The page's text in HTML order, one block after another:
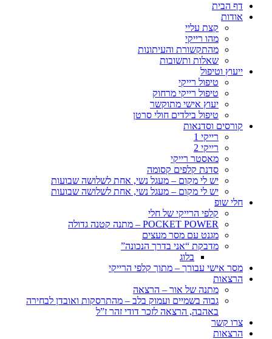
דף הבית
אודות
קצת עליי
מהו רייקי
מהתקשורת והעיתונות
שאלות ותשובות
ייעוץ וטיפול
טיפול רייקי
טיפול רייקי מרחוק
יעוץ אישי מתוקשר
טיפול בילדים חולי סרטן
קורסים וסדנאות
רייקי 1
רייקי 2
מאסטר רייקי
סדנת קלפים קסומה
יש לי מקום – מעגל נשי, אחת לשלושה שבועות
יש לי מקום – מעגל נשי, אחת לשלושה שבועות
חלי שופ
קלפי הרייקי של חלי
POCKET POWER – מתנה קטנה גדולה
מגנט עם מסר מעצים
מדבקת “אני בדרך הנכונה”
בלוג
מסר אישי עבורך – מתוך קלפי הרייקי
הרצאות
מתנה של אור – הרצאה
גבוה בשמיים ועמוק בלב – מהתרסקות ואובדן לבחירה
באהבה, הרצאה לזכר דודי זהר ז”ל
צרו קשר
הרצאות